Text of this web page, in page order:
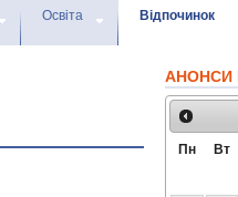
Освіта Відпочинок
АНОНСИ
Пн Вт